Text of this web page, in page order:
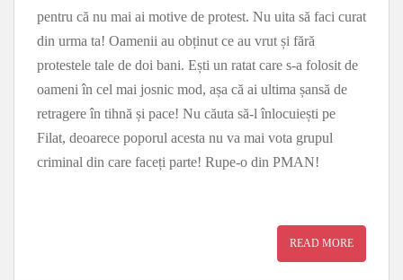
pentru că nu mai ai motive de protest. Nu uita să faci curat
din urma ta! Oamenii au obținut ce au vrut și fără
protestele tale de doi bani. Ești un ratat care s-a folosit de
oameni în cel mai josnic mod, așa că ai ultima șansă de
retragere în tihnă și pace! Nu căuta să-l înlocuiești pe
Filat, deoarece poporul acesta nu va mai vota grupul
criminal din care faceți parte! Rupe-o din PMAN!
READ MORE